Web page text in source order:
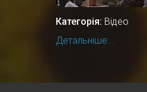
Категорія: Відео
Детальніше...